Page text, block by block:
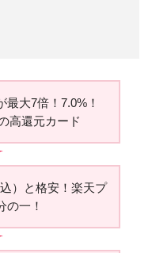
大7倍！7.0%！
高還元カード
）と格安！楽天プ
の一！